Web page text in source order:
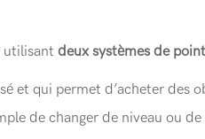
utilisant deux systèmes de
et qui permet d’acheter des
de changer de niveau ou de